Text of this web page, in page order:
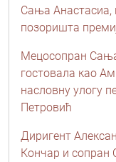
Сања Анастасиа,
позоришта
Мецосопран
гостовала као
насловну улогу
Петровић
Диригент
Кончар и